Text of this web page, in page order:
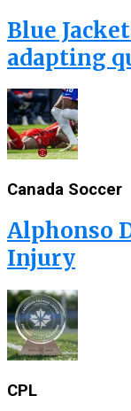
Blue
adapting
Canada Soccer
Alphonso
Injury
CPL